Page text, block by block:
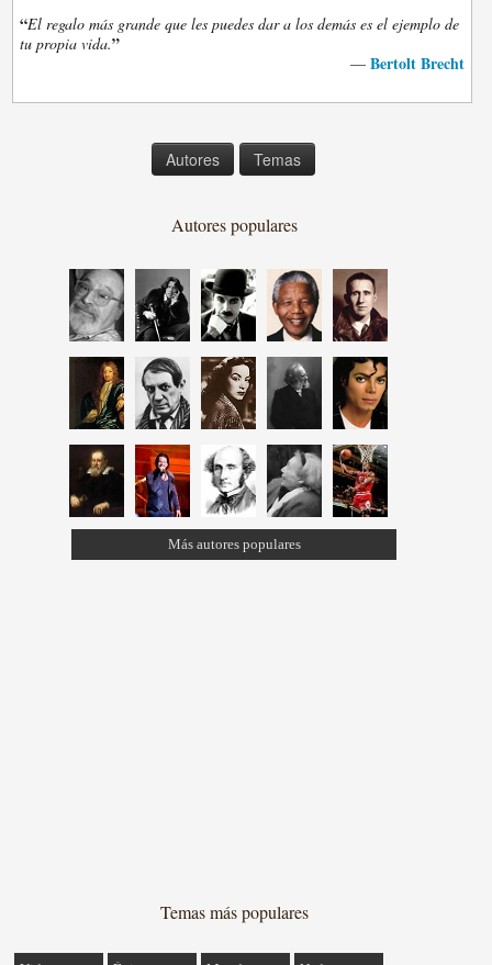
“El regalo más grande que les puedes dar a los demás es el ejemplo de
tu propia vida.”
— Bertolt Brecht
Autores Temas
Autores populares
Más autores populares
Temas más populares